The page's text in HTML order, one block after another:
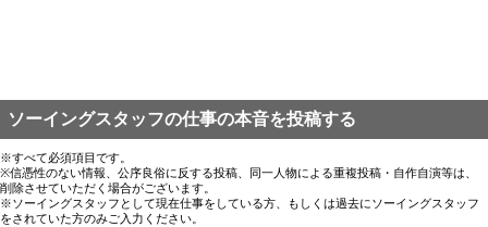
ソーイングスタッフの仕事の本音を投稿する
※すべて必須項目です。
※信憑性のない情報、公序良俗に反する投稿、同一人物による重複投稿・自作自演等は、
削除させていただく場合がございます。
※ソーイングスタッフとして現在仕事をしている方、もしくは過去にソーイングスタッフ
をされていた方のみご入力ください。